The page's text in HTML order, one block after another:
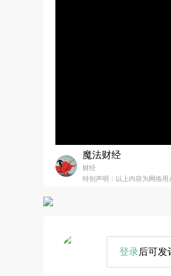
魔法财经
财经
特别声明：以上内容为网络
登录后可发